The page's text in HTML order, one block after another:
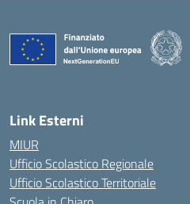
Link Esterni
MIUR
Ufficio Scolastico Regionale
Ufficio Scolastico Territoriale